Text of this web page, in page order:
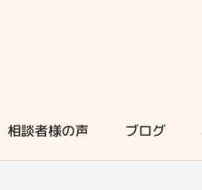
相談者様の声 ブログ